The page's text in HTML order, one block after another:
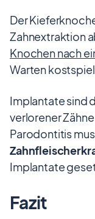
Der
Zahnextraktion
Knochen nach
Warten
Implantate sind
verlorener
Parodontitis
Implantate
Fazit